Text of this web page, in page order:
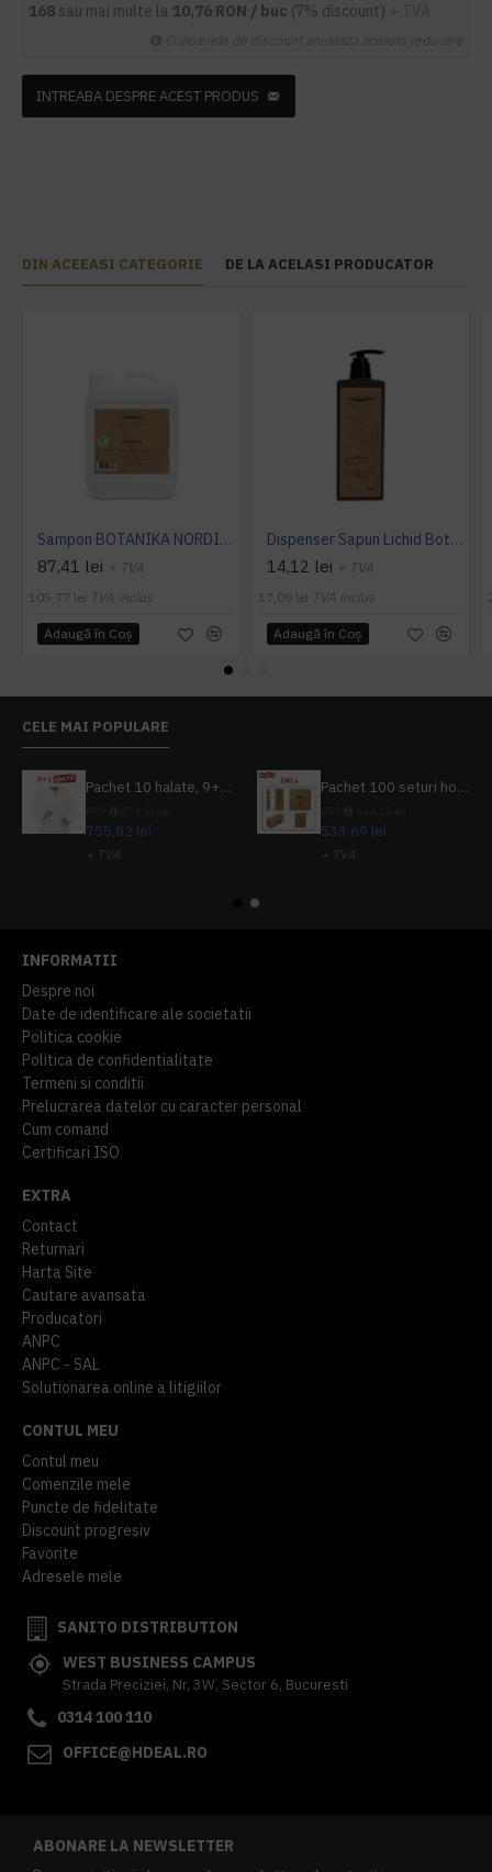
168 sau mai multe la 10,76 RON / buc (7% discount)
INTREABA DESPRE ACEST PRODUS
DIN ACEEASI CATEGORIE DE LA ACELASI PRODUCATOR
Sampon BOTANIKA NORDIC SWAN 5L -ECOLABEL -Nordic Argan
87,41 lei + TVA
105,77 lei TVA inclus
Adaugă în Coş
Dispenser Sapun Lichid Botanika 300ml
14,12 lei + TVA
17,09 lei TVA inclus
Adaugă în Coş
CELE MAI POPULARE
Pachet 10 halate, 9+1 gratuit
755,82 lei
+ TVA
Pachet 100 seturi hoteliere, set dentar, set barbierit, casca de dus, pila unghii, set cusut
533,69 lei
+ TVA
INFORMATII
Despre noi
Date de identificare ale societatii
Politica cookie
Politica de confidentialitate
Termeni si conditii
Prelucrarea datelor cu caracter personal
Cum comand
Certificari ISO
EXTRA
Contact
Returnari
Harta Site
Cautare avansata
Producatori
ANPC
ANPC - SAL
Solutionarea online a litigiilor
CONTUL MEU
Contul meu
Comenzile mele
Puncte de fidelitate
Discount progresiv
Favorite
Adresele mele
SANITO DISTRIBUTION
WEST BUSINESS CAMPUS
Strada Preciziei, Nr, 3W, Sector 6, Bucuresti
0314 100 110
OFFICE@HDEAL.RO
ABONARE LA NEWSLETTER